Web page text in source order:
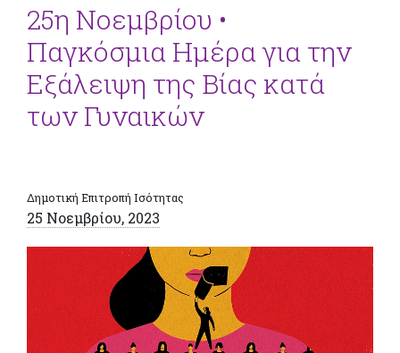
25η Νοεμβρίου •
Παγκόσμια Ημέρα για την
Εξάλειψη της Βίας κατά
των Γυναικών
Δημοτική Επιτροπή Ισότητας
25 Νοεμβρίου, 2023